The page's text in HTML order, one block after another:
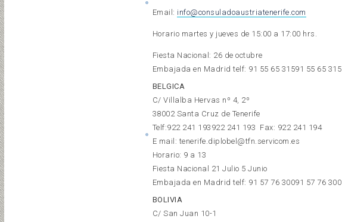
Email: info@consuladoaustriatenerife.com
Horario martes y jueves de 15:00 a 17:00 hrs.
Fiesta Nacional: 26 de octubre
Embajada en Madrid telf: 91 55 65 31591 55 65 315
BELGICA
C/ Villalba Hervas nº 4, 2º
38002 Santa Cruz de Tenerife
Telf:922 241 193 922 241 193 Fax: 922 241 194
E mail: tenerife.diplobel@tfn.servicom.es
Horario: 9 a 13
Fiesta Nacional 21 Julio 5 Junio
Embajada en Madrid telf: 91 57 76 30091 57 76 300
BOLIVIA
C/ San Juan 10-1